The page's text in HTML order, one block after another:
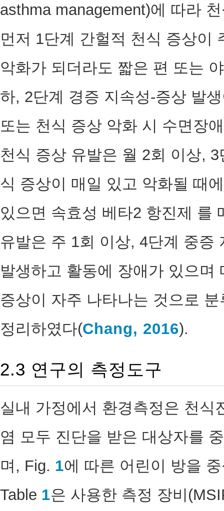
asthma management)에 따라
먼저 1단계 간헐적 천식 증상이
악화가 되더라도 짧은 편 또는
하, 2단계 경증 지속성-증상 발
또는 천식 증상 악화 시 수면장
천식 증상 유발은 월 2회 이상,
식 증상이 매일 있고 악화될 때
있으면 속효성 베타2 항진제 를
유발은 주 1회 이상, 4단계 중증
발생하고 활동에 장애가 있으
증상이 자주 나타나는 것으로
정리하였다(Chang, 2016).
2.3 연구의 측정도구
실내 가정에서 환경측정은 천
염 모두 진단을 받은 대상자를
며, Fig. 1에 따른 어린이 방을
Table 1은 사용한 측정 장비